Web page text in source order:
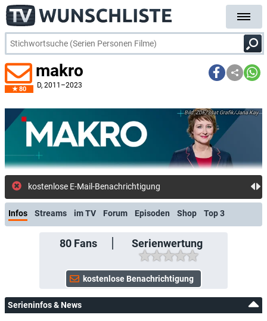
80
makro
D, 2011–2023
ZDF/3sat Grafik/Jana Kay
kostenlose E-Mail-Benachrichtigung bei Streaming- oder
Infos Streams im TV Forum Episoden Shop Top 3
80Fans Serienwertung
Serieninfos & News